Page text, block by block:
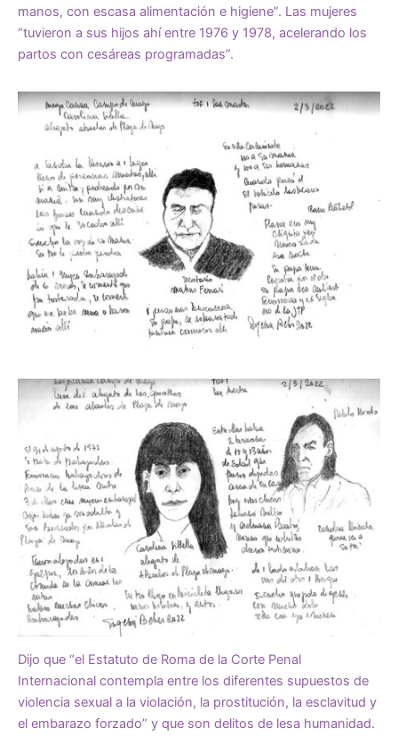
manos, con escasa alimentación e higiene”. Las mujeres
“tuvieron a sus hijos ahí entre 1976 y 1978, acelerando los
partos con cesáreas programadas”.
Dijo que “el Estatuto de Roma de la Corte Penal
Internacional contempla entre los diferentes supuestos de
violencia sexual a la violación, la prostitución, la esclavitud y
el embarazo forzado” y que son delitos de lesa humanidad.